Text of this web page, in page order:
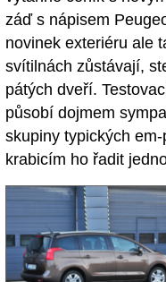
záď s nápisem
novinek exteriéru ale
svítilnách zůstávají,
pátých dveří.
působí dojmem
skupiny typických
krabicím ho řadit